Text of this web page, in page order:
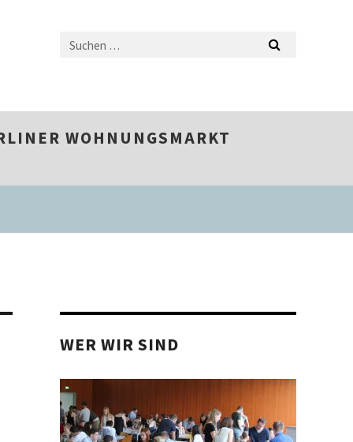
WOHNUNGSMARKT
WER WIR SIND